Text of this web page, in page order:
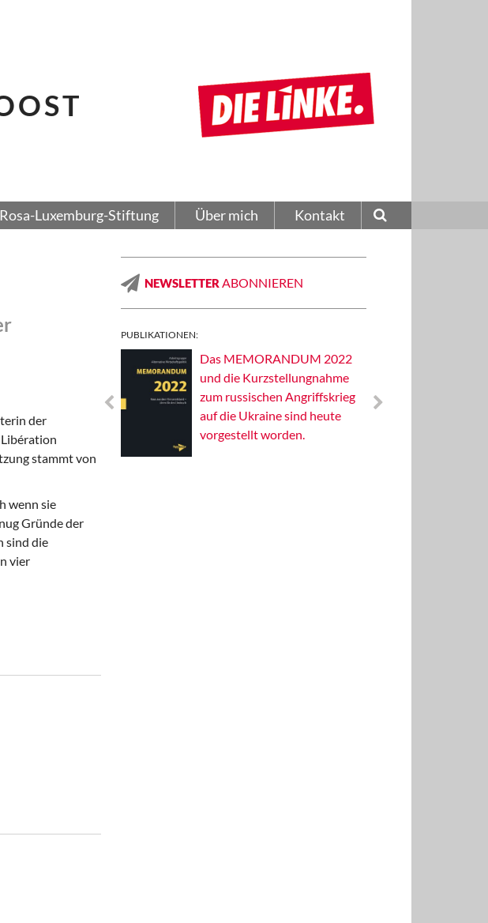
Rosa-Luxemburg-Stiftung Über mich Kontakt
der
stammt von
wenn sie
Gründe der
sind die
vier
NEWSLETTER ABONNIEREN
PUBLIKATIONEN:
EUropa -
Das MEMORANDUM 2022
und die Kurzstellungnahme
zum russischen Angriffskrieg
auf die Ukraine sind heute
vorgestellt worden.